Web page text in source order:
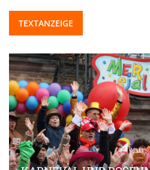
TEXTANZEIGE